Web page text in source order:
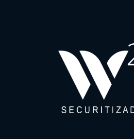
Para uma melhor experiência em nosso